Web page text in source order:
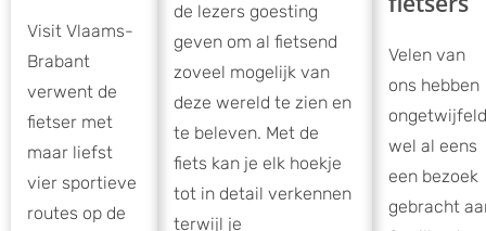
Visit Vlaams-
Brabant
verwent de
fietser met
maar liefst
vier sportieve
routes op de
de lezers goesting
geven om al fietsend
zoveel mogelijk van
deze wereld te zien en
te beleven. Met de
fiets kan je elk hoekje
tot in detail verkennen
terwijl je
Velen van
ons hebben
ongetwijfeld
wel al eens
een bezoek
gebracht